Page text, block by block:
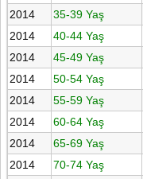
2014
35-39 Yaş
2014
40-44 Yaş
2014
45-49 Yaş
2014
50-54 Yaş
2014
55-59 Yaş
2014
60-64 Yaş
2014
65-69 Yaş
2014
70-74 Yaş